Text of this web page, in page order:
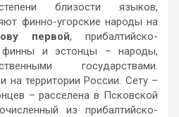
близости языков,
финно-угорские народы на
первой, прибалтийско-
финны и эстонцы – народы,
государствами.
территории России. Сету –
– расселена в Псковской
из прибалтийско-